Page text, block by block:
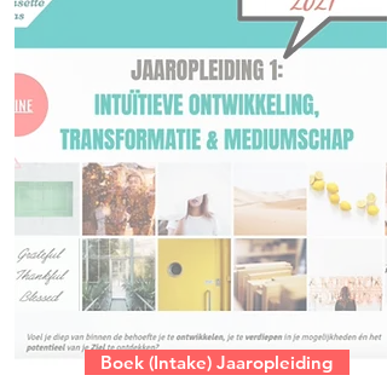
Boek (Intake) Jaaropleiding